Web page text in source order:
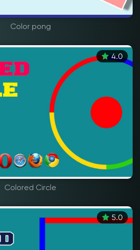
Color pong
4.0
Colored Circle
5.0